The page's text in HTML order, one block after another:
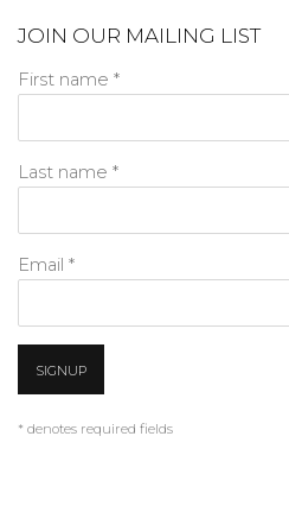
JOIN OUR MAILING LIST
First name *
Last name *
Email *
SIGNUP
* denotes required fields